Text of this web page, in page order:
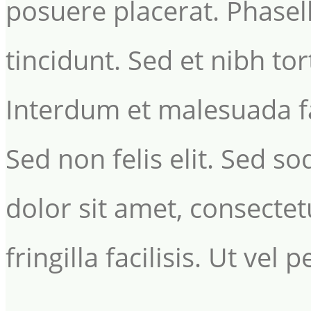
posuere placerat.
tincidunt. Sed et nibh
Interdum et malesuada
Sed non felis elit. Sed
dolor sit amet,
fringilla facilisis. Ut vel